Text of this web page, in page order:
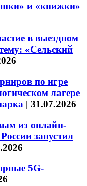
и «книжки»
в выездном
«Сельский
по игре
лагере
| 31.07.2026
из онлайн-
запустил
5G-